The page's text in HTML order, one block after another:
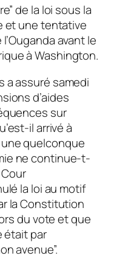
de la loi sous la
et une tentative
avant le
à Washington.
a assuré samedi
d’aides
sur
il arrivé à
une quelconque
ne continue-t-
la loi au motif
la Constitution
du vote et que
était par
avenue”.